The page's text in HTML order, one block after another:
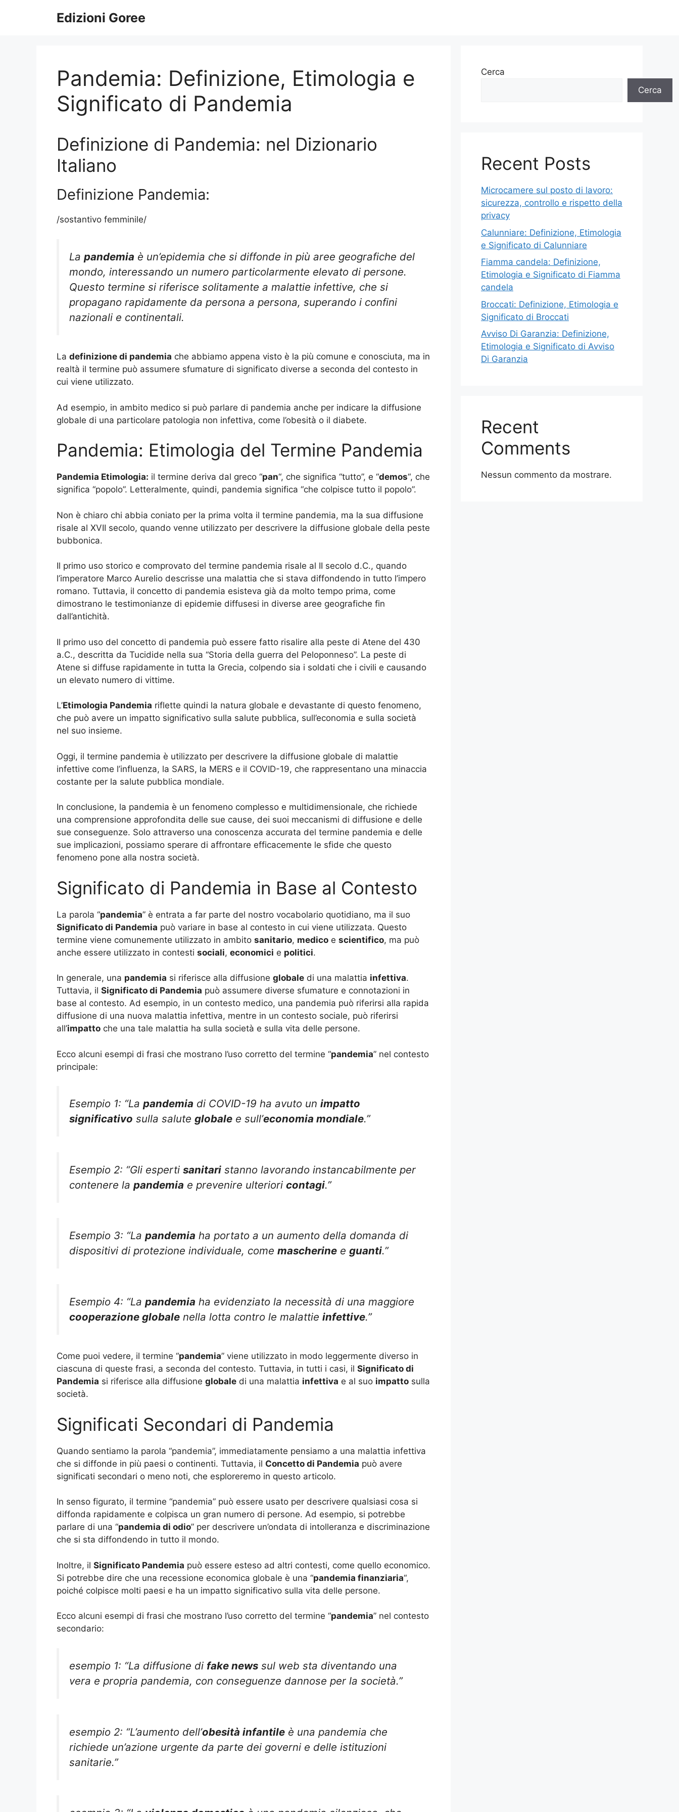
Edizioni Goree
Pandemia: Definizione, Etimologia e
Significato di Pandemia
Definizione di Pandemia: nel Dizionario
Italiano
Definizione Pandemia:
/sostantivo femminile/
La pandemia è un’epidemia che si diffonde in più aree geografiche del
mondo, interessando un numero particolarmente elevato di persone.
Questo termine si riferisce solitamente a malattie infettive, che si
propagano rapidamente da persona a persona, superando i confini
nazionali e continentali.
La definizione di pandemia che abbiamo appena visto è la più comune e conosciuta, ma in
realtà il termine può assumere sfumature di significato diverse a seconda del contesto in
cui viene utilizzato.
Ad esempio, in ambito medico si può parlare di pandemia anche per indicare la diffusione
globale di una particolare patologia non infettiva, come l’obesità o il diabete.
Pandemia: Etimologia del Termine Pandemia
Pandemia Etimologia: il termine deriva dal greco “pan“, che significa “tutto”, e “demos“, che
significa “popolo”. Letteralmente, quindi, pandemia significa “che colpisce tutto il popolo”.
Non è chiaro chi abbia coniato per la prima volta il termine pandemia, ma la sua diffusione
risale al XVII secolo, quando venne utilizzato per descrivere la diffusione globale della peste
bubbonica.
Il primo uso storico e comprovato del termine pandemia risale al II secolo d.C., quando
l’imperatore Marco Aurelio descrisse una malattia che si stava diffondendo in tutto l’impero
romano. Tuttavia, il concetto di pandemia esisteva già da molto tempo prima, come
dimostrano le testimonianze di epidemie diffusesi in diverse aree geografiche fin
dall’antichità.
Il primo uso del concetto di pandemia può essere fatto risalire alla peste di Atene del 430
a.C., descritta da Tucidide nella sua “Storia della guerra del Peloponneso”. La peste di
Atene si diffuse rapidamente in tutta la Grecia, colpendo sia i soldati che i civili e causando
un elevato numero di vittime.
L’Etimologia Pandemia riflette quindi la natura globale e devastante di questo fenomeno,
che può avere un impatto significativo sulla salute pubblica, sull’economia e sulla società
nel suo insieme.
Oggi, il termine pandemia è utilizzato per descrivere la diffusione globale di malattie
infettive come l’influenza, la SARS, la MERS e il COVID-19, che rappresentano una minaccia
costante per la salute pubblica mondiale.
In conclusione, la pandemia è un fenomeno complesso e multidimensionale, che richiede
una comprensione approfondita delle sue cause, dei suoi meccanismi di diffusione e delle
sue conseguenze. Solo attraverso una conoscenza accurata del termine pandemia e delle
sue implicazioni, possiamo sperare di affrontare efficacemente le sfide che questo
fenomeno pone alla nostra società.
Significato di Pandemia in Base al Contesto
La parola “pandemia” è entrata a far parte del nostro vocabolario quotidiano, ma il suo
Significato di Pandemia può variare in base al contesto in cui viene utilizzata. Questo
termine viene comunemente utilizzato in ambito sanitario, medico e scientifico, ma può
anche essere utilizzato in contesti sociali, economici e politici.
In generale, una pandemia si riferisce alla diffusione globale di una malattia infettiva.
Tuttavia, il Significato di Pandemia può assumere diverse sfumature e connotazioni in
base al contesto. Ad esempio, in un contesto medico, una pandemia può riferirsi alla rapida
diffusione di una nuova malattia infettiva, mentre in un contesto sociale, può riferirsi
all’impatto che una tale malattia ha sulla società e sulla vita delle persone.
Ecco alcuni esempi di frasi che mostrano l’uso corretto del termine “pandemia” nel contesto
principale:
Esempio 1: “La pandemia di COVID-19 ha avuto un impatto
significativo sulla salute globale e sull’economia mondiale.”
Esempio 2: “Gli esperti sanitari stanno lavorando instancabilmente per
contenere la pandemia e prevenire ulteriori contagi.”
Esempio 3: “La pandemia ha portato a un aumento della domanda di
dispositivi di protezione individuale, come mascherine e guanti.”
Esempio 4: “La pandemia ha evidenziato la necessità di una maggiore
cooperazione globale nella lotta contro le malattie infettive.”
Come puoi vedere, il termine “pandemia” viene utilizzato in modo leggermente diverso in
ciascuna di queste frasi, a seconda del contesto. Tuttavia, in tutti i casi, il Significato di
Pandemia si riferisce alla diffusione globale di una malattia infettiva e al suo impatto sulla
società.
Significati Secondari di Pandemia
Quando sentiamo la parola “pandemia”, immediatamente pensiamo a una malattia infettiva
che si diffonde in più paesi o continenti. Tuttavia, il Concetto di Pandemia può avere
significati secondari o meno noti, che esploreremo in questo articolo.
In senso figurato, il termine “pandemia” può essere usato per descrivere qualsiasi cosa si
diffonda rapidamente e colpisca un gran numero di persone. Ad esempio, si potrebbe
parlare di una “pandemia di odio” per descrivere un’ondata di intolleranza e discriminazione
che si sta diffondendo in tutto il mondo.
Inoltre, il Significato Pandemia può essere esteso ad altri contesti, come quello economico.
Si potrebbe dire che una recessione economica globale è una “pandemia finanziaria“,
poiché colpisce molti paesi e ha un impatto significativo sulla vita delle persone.
Ecco alcuni esempi di frasi che mostrano l’uso corretto del termine “pandemia” nel contesto
secondario:
esempio 1: “La diffusione di fake news sul web sta diventando una
vera e propria pandemia, con conseguenze dannose per la società.”
esempio 2: “L’aumento dell’obesità infantile è una pandemia che
richiede un’azione urgente da parte dei governi e delle istituzioni
sanitarie.”
Cerca
Cerca
Recent Posts
Microcamere sul posto di lavoro:
sicurezza, controllo e rispetto della
privacy
Calunniare: Definizione, Etimologia
e Significato di Calunniare
Fiamma candela: Definizione,
Etimologia e Significato di Fiamma
candela
Broccati: Definizione, Etimologia e
Significato di Broccati
Avviso Di Garanzia: Definizione,
Etimologia e Significato di Avviso
Di Garanzia
Recent
Comments
Nessun commento da mostrare.